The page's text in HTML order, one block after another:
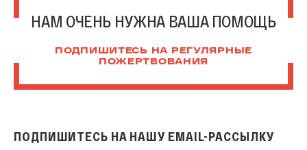
НАМ ОЧЕНЬ НУЖНА ВАША ПОМОЩЬ
ПОДПИШИТЕСЬ НА РЕГУЛЯРНЫЕ
ПОЖЕРТВОВАНИЯ
ПОДПИШИТЕСЬ НА НАШУ EMAIL-РАССЫЛКУ